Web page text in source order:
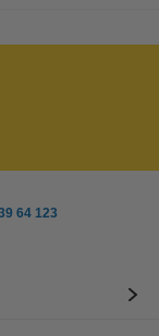
64 123